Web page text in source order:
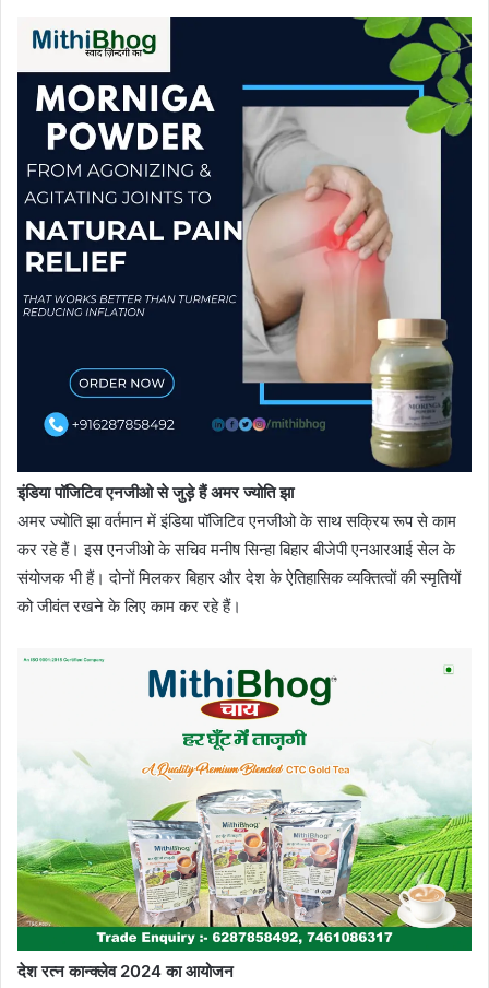
इंडिया पॉजिटिव एनजीओ से जुड़े हैं अमर ज्योति झा
अमर ज्योति झा वर्तमान में इंडिया पॉजिटिव एनजीओ के साथ सक्रिय रूप से काम
कर रहे हैं। इस एनजीओ के सचिव मनीष सिन्हा बिहार बीजेपी एनआरआई सेल के
संयोजक भी हैं। दोनों मिलकर बिहार और देश के ऐतिहासिक व्यक्तित्वों की स्मृतियों
को जीवंत रखने के लिए काम कर रहे हैं।
देश रत्न कान्क्लेव 2024 का आयोजन